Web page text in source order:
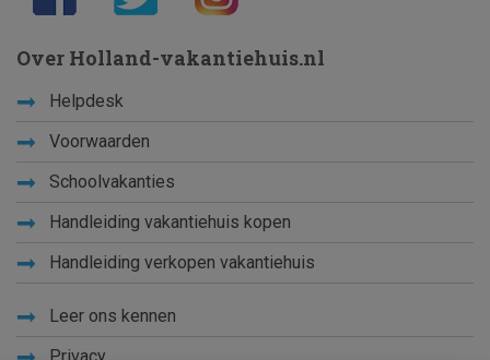
Over Holland-vakantiehuis.nl
Helpdesk
Voorwaarden
Schoolvakanties
Handleiding vakantiehuis kopen
Handleiding verkopen vakantiehuis
Leer ons kennen